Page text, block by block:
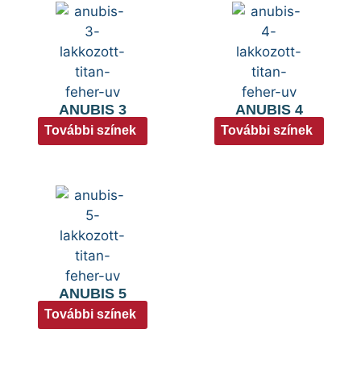
ANUBIS 3
További színek
ANUBIS 4
További színek
ANUBIS 5
További színek